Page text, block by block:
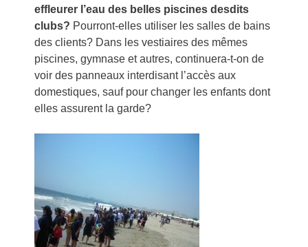
effleurer l’eau des belles piscines desdits
clubs? Pourront-elles utiliser les salles de bains
des clients? Dans les vestiaires des mêmes
piscines, gymnase et autres, continuera-t-on de
voir des panneaux interdisant l’accès aux
domestiques, sauf pour changer les enfants dont
elles assurent la garde?